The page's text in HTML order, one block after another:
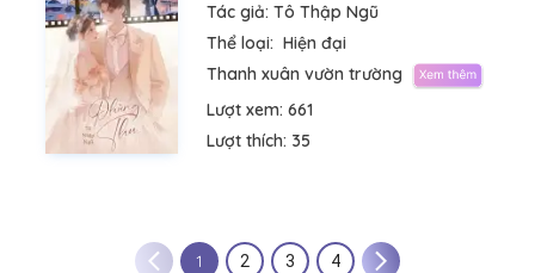
Tác giả: Tô Thập Ngũ
Thể loại: Hiện đại
Thanh xuân vườn trường
Lượt xem: 661
Lượt thích: 35
1 2 3 4